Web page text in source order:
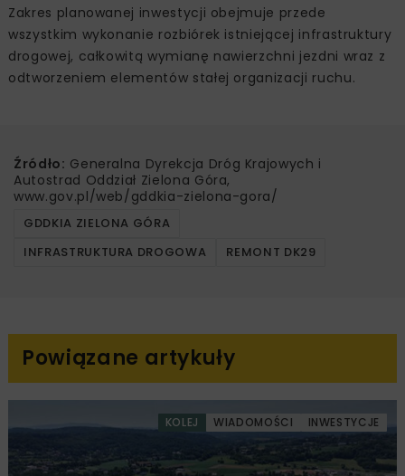
Zakres planowanej inwestycji obejmuje przede
wszystkim wykonanie rozbiórek istniejącej infrastruktury
drogowej, całkowitą wymianę nawierzchni jezdni wraz z
odtworzeniem elementów stałej organizacji ruchu.
Źródło: Generalna Dyrekcja Dróg Krajowych i
Autostrad Oddział Zielona Góra,
www.gov.pl/web/gddkia-zielona-gora/
GDDKIA ZIELONA GÓRA
INFRASTRUKTURA DROGOWA
REMONT DK29
Powiązane artykuły
KOLEJ WIADOMOŚCI INWESTYCJE